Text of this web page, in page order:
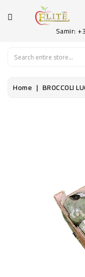
CATEGORIE
LEGUMES
Samir:
Home BROCCOLI